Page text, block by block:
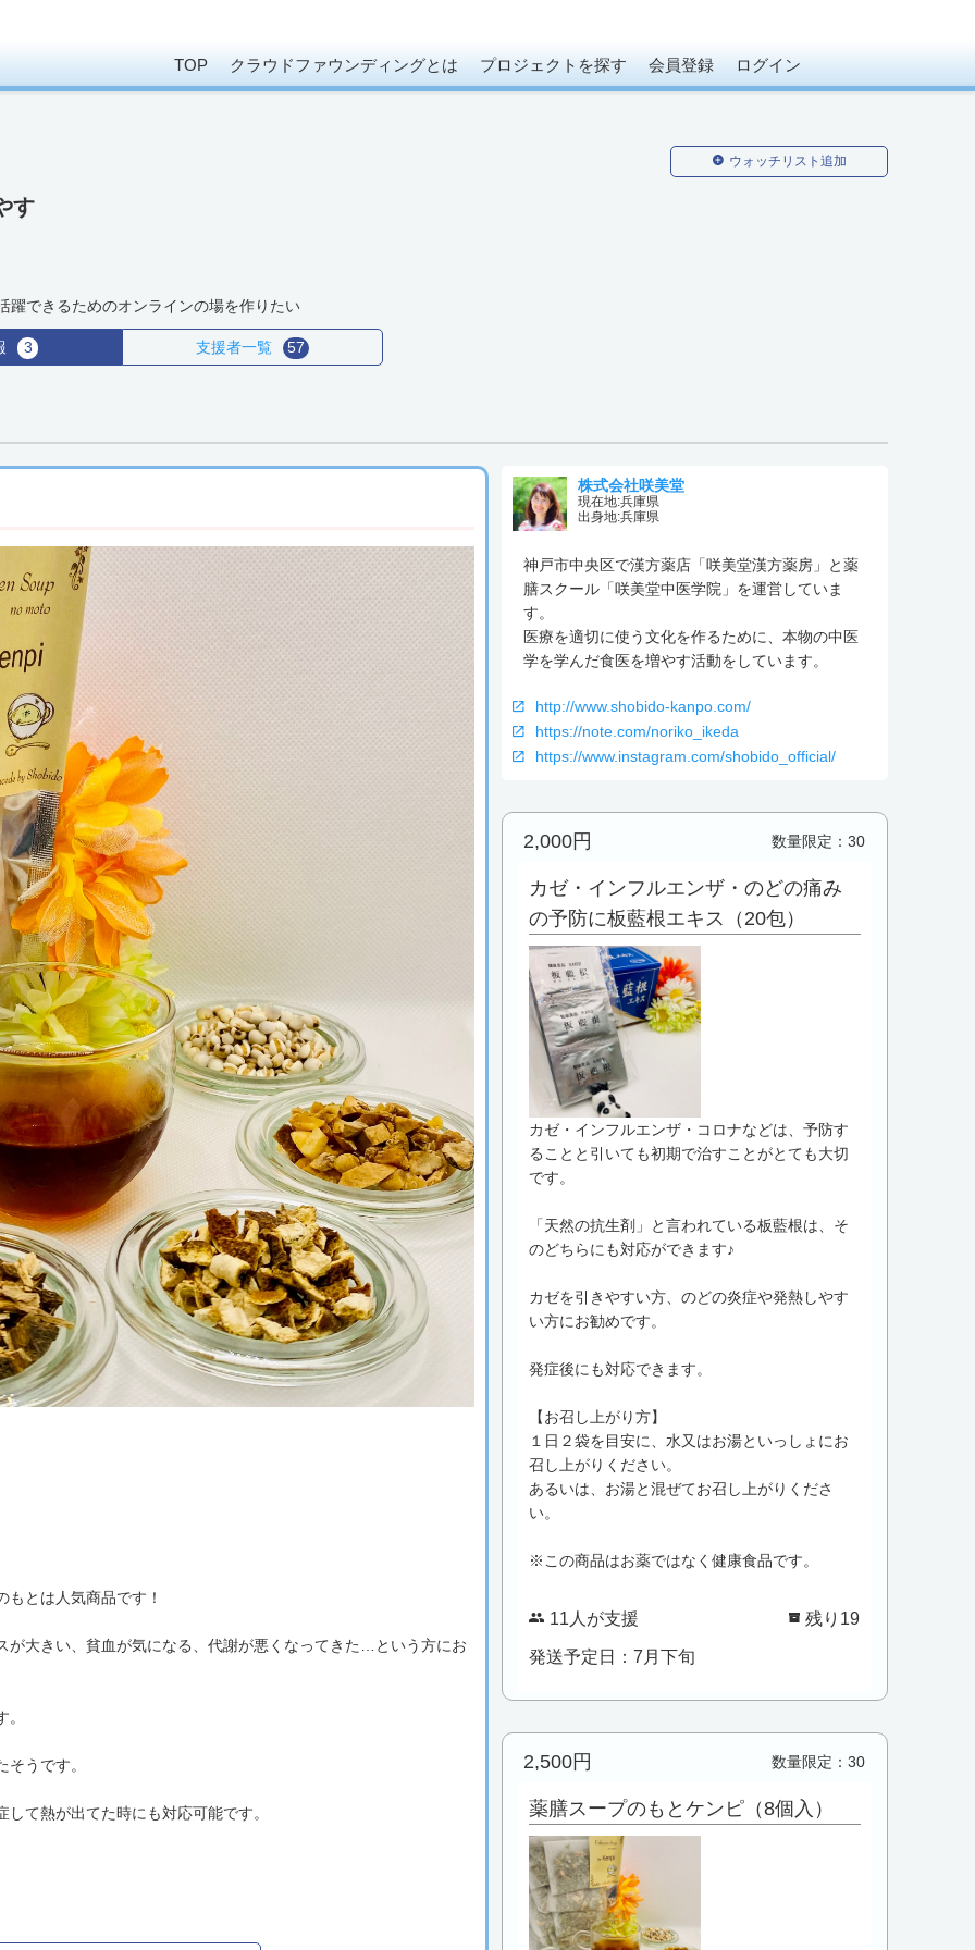
TOP クラウドファウンディングとは プロジェクトを探す 会員登録 ログイン
ウォッチリスト追加
す
躍できるためのオンラインの場を作りたい
3 支援者一覧 57
とは人気商品です！
が大きい、貧血が気になる、代謝が悪くなってきた…という方にお
うです。
て熱が出てた時にも対応可能です。
株式会社咲美堂
現在地:兵庫県
出身地:兵庫県
神戸市中央区で漢方薬店「咲美堂漢方薬房」と薬
膳スクール「咲美堂中医学院」を運営していま
す。
医療を適切に使う文化を作るために、本物の中医
学を学んだ食医を増やす活動をしています。
http://www.shobido-kanpo.com/
https://note.com/noriko_ikeda
https://www.instagram.com/shobido_official/
2,000円 数量限定：30
カゼ・インフルエンザ・のどの痛み
の予防に板藍根エキス（20包）
カゼ・インフルエンザ・コロナなどは、予防す
ることと引いても初期で治すことがとても大切
です。
「天然の抗生剤」と言われている板藍根は、そ
のどちらにも対応ができます♪
カゼを引きやすい方、のどの炎症や発熱しやす
い方にお勧めです。
発症後にも対応できます。
【お召し上がり方】
１日２袋を目安に、水又はお湯といっしょにお
召し上がりください。
あるいは、お湯と混ぜてお召し上がりくださ
い。
※この商品はお薬ではなく健康食品です。
11人が支援 残り19
発送予定日：7月下旬
2,500円 数量限定：30
薬膳スープのもとケンピ（8個入）